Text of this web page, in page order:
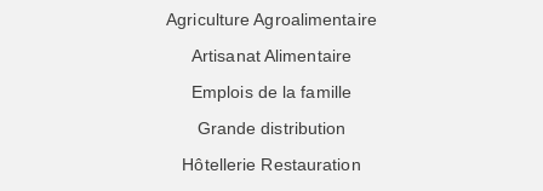
Agriculture Agroalimentaire
Artisanat Alimentaire
Emplois de la famille
Grande distribution
Hôtellerie Restauration